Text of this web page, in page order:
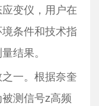
变仪，用户在
条件和技术指
结果。
一。根据奈奎
测信号z高频